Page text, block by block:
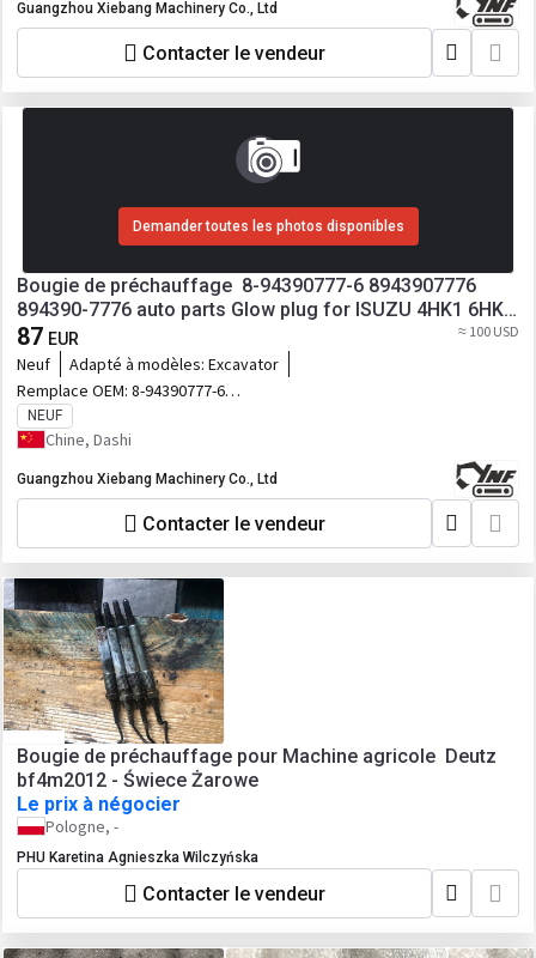
Guangzhou Xiebang Machinery Co., Ltd
Contacter le vendeur
Demander toutes les photos disponibles
Bougie de préchauffage 8-94390777-6 8943907776
894390-7776 auto parts Glow plug for ISUZU 4HK1 6HK1
87 EUR ≈ 100 USD
Neuf Adapté à modèles: Excavator
Remplace OEM: 8-94390777-6
NEUF
Chine, Dashi
Guangzhou Xiebang Machinery Co., Ltd
Contacter le vendeur
Bougie de préchauffage pour Machine agricole Deutz
bf4m2012 - Świece Żarowe
Le prix à négocier
Pologne, -
PHU Karetina Agnieszka Wilczyńska
Contacter le vendeur